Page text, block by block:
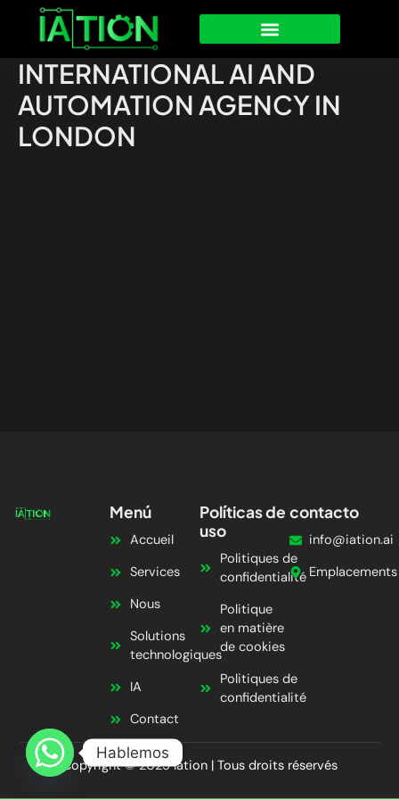
contenido
INTERNATIONAL AI AND
AUTOMATION AGENCY IN
LONDON
Menú
Accueil
Services
Nous
Solutions
technologiques
IA
Contact
Políticas de
uso
Politiques de
confidentialité
Politique
en matière
de cookies
Politiques de
confidentialité
contacto
info@iation.ai
Emplacements
Copyright © 2025 Iation | Tous droits réservés
Hablemos